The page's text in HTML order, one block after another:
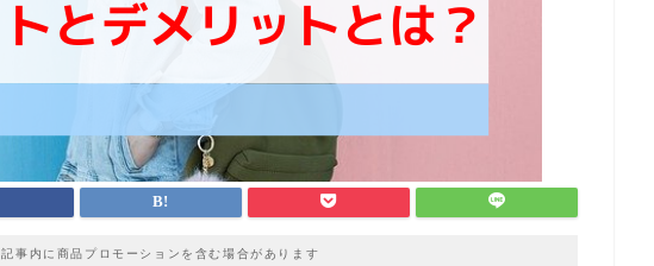
記事内に商品プロモーションを含む場合があります